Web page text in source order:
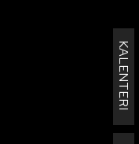
KALENTERI